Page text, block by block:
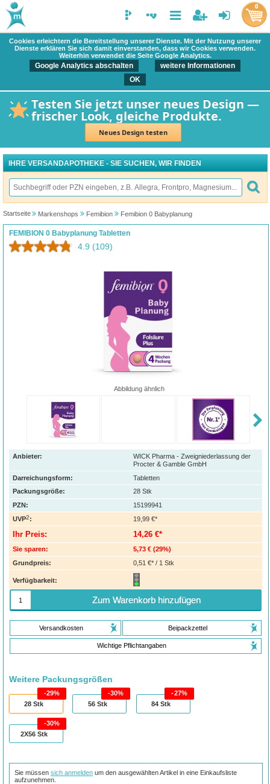
Cookies erleichtern die Bereitstellung unserer Dienste. Mit der Nutzung unserer
Dienste erklären Sie sich damit einverstanden, dass wir Cookies verwenden.
Weiterhin verwendet die Seite Google Analytics.
Google Analytics abschalten
weitere Informationen
OK
Testen Sie jetzt unser neues Design —
frischer Look, gleiche Produkte.
Neues Design testen
0
IHRE VERSANDAPOTHEKE - SIE SUCHEN, WIR FINDEN
Startseite Markenshops Femibion Femibion 0 Babyplanung
FEMIBION 0 Babyplanung Tabletten
4.9 (109)
Abbildung ähnlich
Anbieter:
WICK Pharma - Zweigniederlassung der
Procter & Gamble GmbH
Darreichungsform:
Tabletten
Packungsgröße:
28 Stk
PZN:
15199941
UVP2: 19,99 €*
Ihr Preis: 14,26 €*
Sie sparen: 5,73 € (29%)
Grundpreis:
0,51 €* / 1 Stk
Verfügbarkeit:
Zum Warenkorb hinzufügen
Versandkosten Beipackzettel
Wichtige Pflichtangaben
Weitere Packungsgrößen
28 Stk
29%
56Stk
30%
84 Stk
27%
2X56Stk
30%
Sie müssensich anmelden um den ausgewählten Artikel in eine Einkaufsliste
aufzunehmen.